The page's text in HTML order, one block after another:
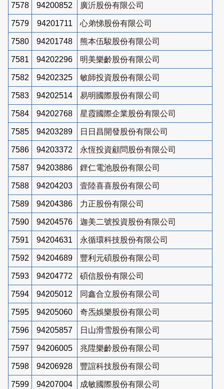
7578 94200852 廣沂股份有限公司
7579 94201711 心弟悌股份有限公司
7580 94201748 熊本伍駿股份有限公司
7581 94202296 明美樂齡股份有限公司
7582 94202325 敏師投資股份有限公司
7583 94202514 易明國際股份有限公司
7584 94202768 星霞國際企業股份有限公司
7585 94203289 日日昌開發股份有限公司
7586 94203372 永恆投資顧問股份有限公司
7587 94203886 鋰仁電池股份有限公司
7588 94204203 壹陸喜喜股份有限公司
7589 94204386 力正股份有限公司
7590 94204576 迦美二號投資股份有限公司
7591 94204631 永循環科技股份有限公司
7592 94204689 豐利元碩股份有限公司
7593 94204772 碩信股份有限公司
7594 94205012 同鑫合立股份有限公司
7595 94205060 奇炁娛樂股份有限公司
7596 94205857 日山滑雪股份有限公司
7597 94206005 兆陞樂齡股份有限公司
7598 94206928 豐誼科技股份有限公司
7599 94207004 成敏國際股份有限公司